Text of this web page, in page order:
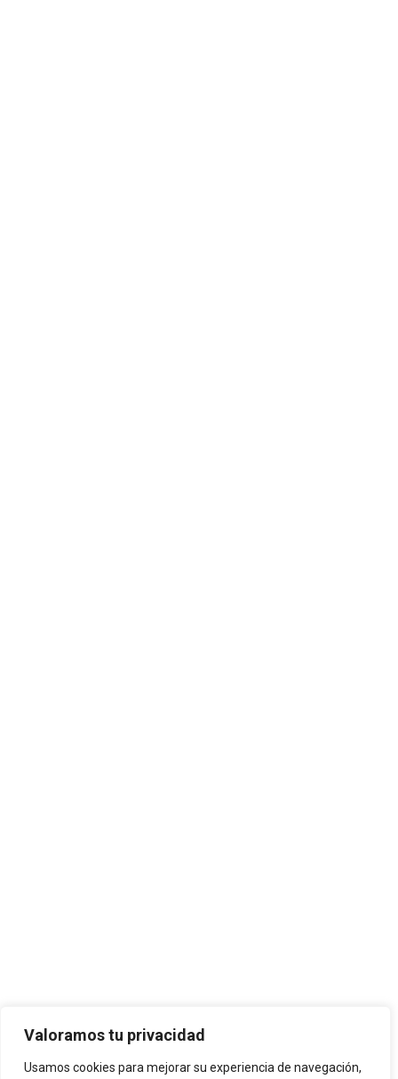
Valoramos tu privacidad
Usamos cookies para mejorar su experiencia de navegación,